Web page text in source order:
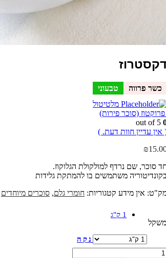
כשר פרווה
טבעוני
מלטיטול
פרוקטוז (סוכר פירות)
אין עדיין חוות דעת. )
₪
סוכר, שם נרדף למולקולת הגלוקוז.
משתמשים בו להמתקת גלידות
אין מידע קטגוריות: חומרי גלם, סוכרים מיוחדים
משקל
1 ק"ג
נקה